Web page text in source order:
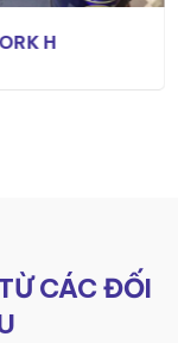
H
CÁC ĐỐI